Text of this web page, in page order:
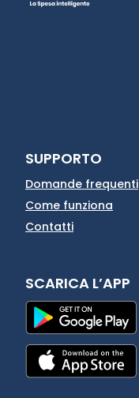
SUPPORTO
Domande frequenti
Come funziona
Contatti
SCARICA L’APP